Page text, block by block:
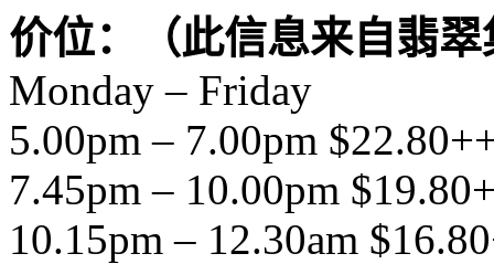
价位：（此信息来自翡
Monday – Friday
5.00pm – 7.00pm
7.45pm – 10.00pm
10.15pm – 12.30am